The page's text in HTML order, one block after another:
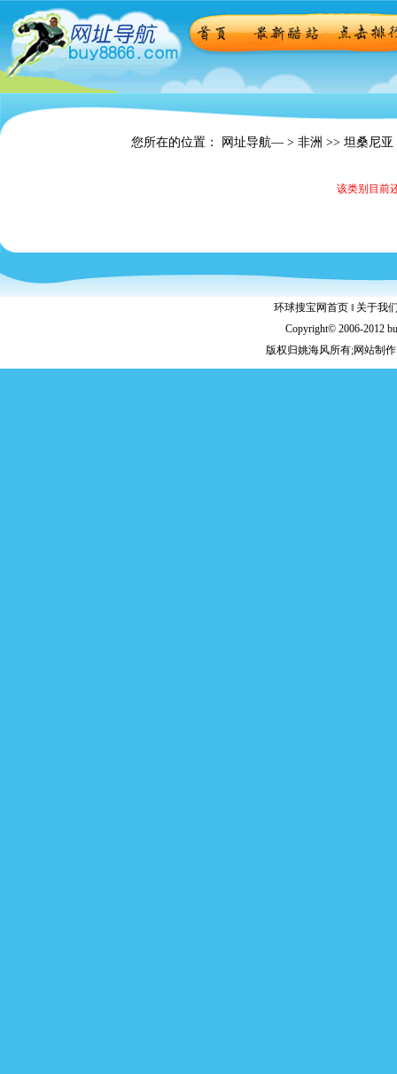
您所在的位置： 网址导航— > 非洲 >> 坦桑尼亚
该类别目前
环球搜宝网首页 ‖ 关于我
Copyright© 2006-2012
版权归姚海风所有;网站制作